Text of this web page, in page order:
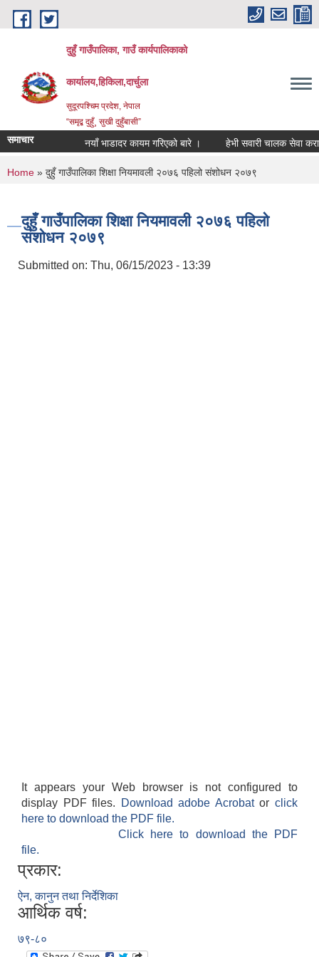
Skip to main content
दुहुँ गाउँपालिका, गाउँ कार्यपालिकाको
कार्यालय,हिकिला,दार्चुला
सुदूरपश्चिम प्रदेश, नेपाल
“समृद्ब दुहुँ¸ सुखी दुहुँबासी”
समाचार नयाँ भाडादर कायम गरिएको बारे । हेभी सवारी चालक सेवा
You are here
Home » दुहुँ गाउँपालिका शिक्षा नियमावली २०७६ पहिलो संशोधन २०७९
दुहुँ गाउँपालिका शिक्षा नियमावली २०७६ पहिलो
संशोधन २०७९
Submitted on: Thu, 06/15/2023 - 13:39
It appears your Web browser is not configured to
display PDF files.
Download adobe Acrobatorclick
here to download the PDF file.
Click here to download the PDF
file.
प्रकार:
ऐन, कानुन तथा निर्देशिका
आर्थिक वर्ष:
७९-८०